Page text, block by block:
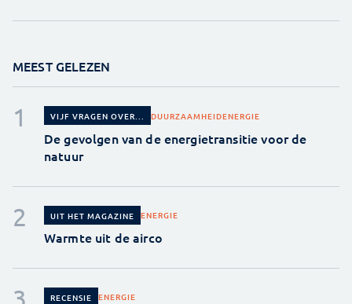
MEEST GELEZEN
VIJF VRAGEN OVER... DUURZAAMHEIDENERGIE
De gevolgen van de energietransitie voor de
natuur
UIT HET MAGAZINE ENERGIE
Warmte uit de airco
RECENSIE ENERGIE